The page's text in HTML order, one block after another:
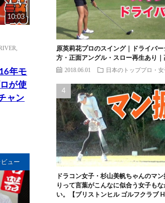
10:03
年モ
が使
ャン
ュー
原英莉花プロのスイング｜ドライバ
方・正面アングル・スロー再生あり｜
2018.06.01 日本のトッププロ・女
ドラコン女子・杉山美帆ちゃんのマ
りって言葉がこんなに似合う女子も
い。【ブリストンヒル ゴルフクラブ